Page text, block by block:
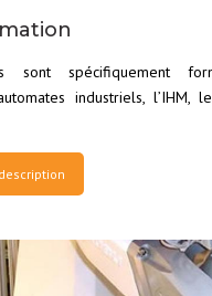
sont spécifiquement
industriels,